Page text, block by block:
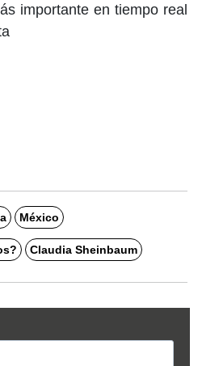
importante en tiempo real
México
Claudia Sheinbaum